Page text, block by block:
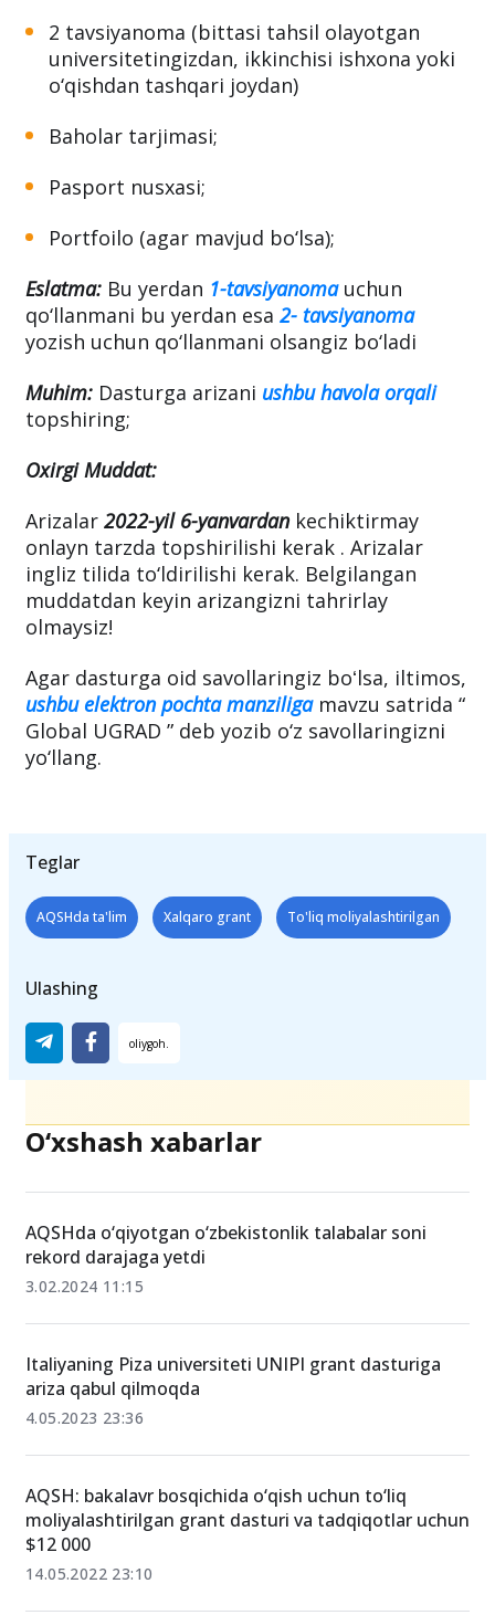
2 tavsiyanoma (bittasi tahsil olayotgan
universitetingizdan, ikkinchisi ishxona yoki
o‘qishdan tashqari joydan)
Baholar tarjimasi;
Pasport nusxasi;
Portfoilo (agar mavjud bo‘lsa);
Eslatma: Bu yerdan 1-tavsiyanomauchun
qo‘llanmani bu yerdan esa 2- tavsiyanoma
yozish uchun qo‘llanmani olsangiz bo‘ladi
Muhim: Dasturga arizani ushbu havola orqali
topshiring;
Oxirgi Muddat:
Arizalar 2022-yil 6-yanvardan kechiktirmay
onlayn tarzda topshirilishi kerak . Arizalar
ingliz tilida to‘ldirilishi kerak. Belgilangan
muddatdan keyin arizangizni tahrirlay
olmaysiz!
Agar dasturga oid savollaringiz boʻlsa, iltimos,
ushbu elektron pochta manziliga mavzu satrida “
Global UGRAD ” deb yozib o‘z savollaringizni
yo‘llang.
Teglar
AQSHda ta'lim Xalqaro grant To'liq moliyalashtirilgan
Ulashing
O‘xshash xabarlar
AQSHda o‘qiyotgan o‘zbekistonlik talabalar soni
rekord darajaga yetdi
3.02.2024 11:15
Italiyaning Piza universiteti UNIPI grant dasturiga
ariza qabul qilmoqda
4.05.2023 23:36
AQSH: bakalavr bosqichida o‘qish uchun to‘liq
moliyalashtirilgan grant dasturi va tadqiqotlar uchun
$12 000
14.05.2022 23:10